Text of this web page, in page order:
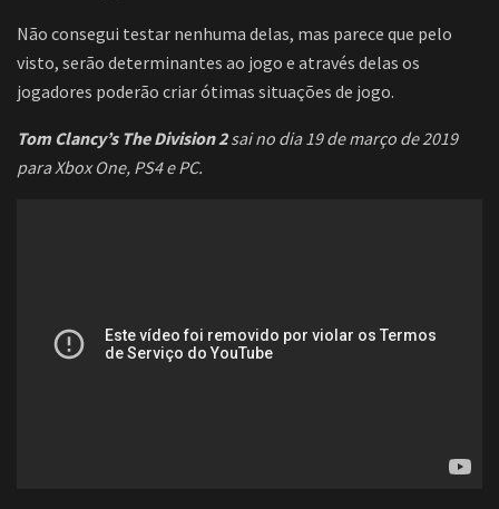
Não consegui testar nenhuma delas, mas parece que pelo
visto, serão determinantes ao jogo e através delas os
jogadores poderão criar ótimas situações de jogo.
Tom Clancy’s The Division 2sai no dia 19 de março de 2019
para Xbox One, PS4 e PC.